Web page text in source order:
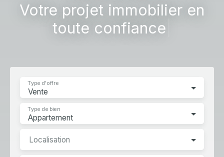
Votre projet immobilier en
toute confiance
Vente
Type d'offre
Appartement
Type de bien
Localisation